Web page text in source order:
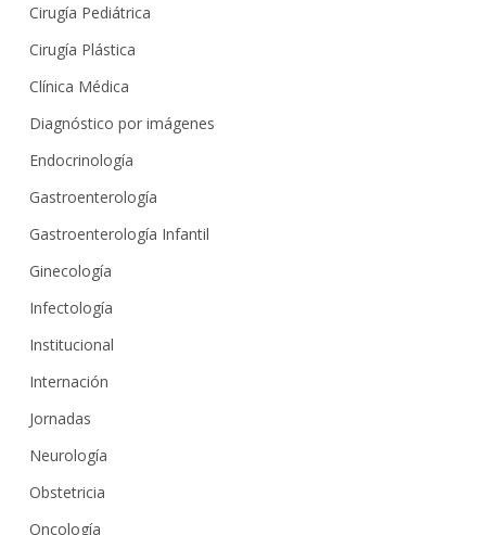
Cirugía Pediátrica
Cirugía Plástica
Clínica Médica
Diagnóstico por imágenes
Endocrinología
Gastroenterología
Gastroenterología Infantil
Ginecología
Infectología
Institucional
Internación
Jornadas
Neurología
Obstetricia
Oncología